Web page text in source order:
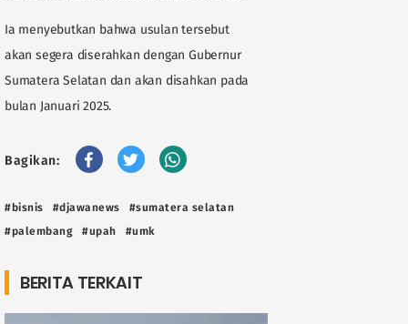
Ia menyebutkan bahwa usulan tersebut
akan segera diserahkan dengan Gubernur
Sumatera Selatan dan akan disahkan pada
bulan Januari 2025.
Bagikan:
#bisnis #djawanews
#sumatera selatan
#palembang
#upah #umk
BERITA TERKAIT